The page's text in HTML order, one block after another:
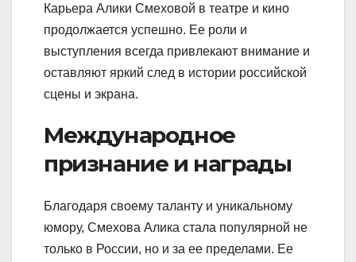
Карьера Алики Смеховой в театре и кино
продолжается успешно. Ее роли и
выступления всегда привлекают внимание и
оставляют яркий след в истории российской
сцены и экрана.
Международное
признание и награды
Благодаря своему таланту и уникальному
юмору, Смехова Алика стала популярной не
только в России, но и за ее пределами. Ее